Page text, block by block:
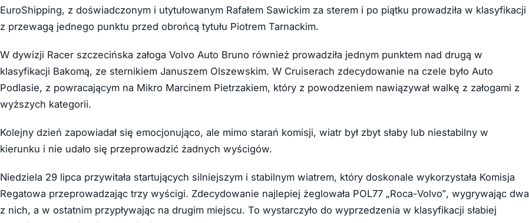
EuroShipping, z doświadczonym i utytułowanym Rafałem Sawickim za sterem i po piątku prowadziła w klasyfikacji
z przewagą jednego punktu przed obrońcą tytułu Piotrem Tarnackim.
W dywizji Racer szczecińska załoga Volvo Auto Bruno również prowadziła jednym punktem nad drugą w
klasyfikacji Bakomą, ze sternikiem Januszem Olszewskim. W Cruiserach zdecydowanie na czele było Auto
Podlasie, z powracającym na Mikro Marcinem Pietrzakiem, który z powodzeniem nawiązywał walkę z załogami z
wyższych kategorii.
Kolejny dzień zapowiadał się emocjonująco, ale mimo starań komisji, wiatr był zbyt słaby lub niestabilny w
kierunku i nie udało się przeprowadzić żadnych wyścigów.
Niedziela 29 lipca przywitała startujących silniejszym i stabilnym wiatrem, który doskonale wykorzystała Komisja
Regatowa przeprowadzając trzy wyścigi. Zdecydowanie najlepiej żeglowała POL77 „Roca-Volvo”, wygrywając dwa
z nich, a w ostatnim przypływając na drugim miejscu. To wystarczyło do wyprzedzenia w klasyfikacji słabiej